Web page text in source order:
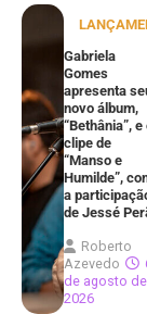
Gabriela
Gomes
apresenta
novo álbum,
“Bethânia”, e
clipe de
“Manso e
Humilde”,
a
de Jessé
Roberto
Azevedo
de agosto de
2026